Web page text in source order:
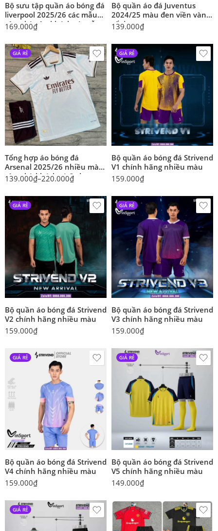
Bộ sưu tập quần áo bóng đá
liverpool 2025/26 các mẫu
sân nhà sân khách và mẫu
169.000₫
Bộ quần áo đá Juventus
2024/25 màu đen viền vàng
cổ đen
139.000₫
GIÁ RẺ
Tổng hợp áo bóng đá
Arsenal 2025/26 nhiều màu
sân nhà khách và 3rd
139.000₫–220.000₫
GIÁ RẺ
Bộ quần áo bóng đá Strivend
V1 chính hãng nhiều màu
159.000₫
GIÁ RẺ
Bộ quần áo bóng đá Strivend
V2 chính hãng nhiều màu
159.000₫
GIÁ RẺ
Bộ quần áo bóng đá Strivend
V3 chính hãng nhiều màu
159.000₫
GIÁ RẺ
Bộ quần áo bóng đá Strivend
V4 chính hãng nhiều màu
159.000₫
GIÁ RẺ
Bộ quần áo bóng đá Strivend
V5 chính hãng nhiều màu
149.000₫
GIÁ RẺ